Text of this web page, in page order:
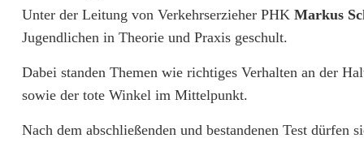
u
s
l
o
t
Unter der Leitung von Verkehrserzieher PHK Markus
Jugendlichen in Theorie und Praxis geschult.
Dabei standen Themen wie richtiges Verhalten an der
sowie der tote Winkel im Mittelpunkt.
Nach dem abschließenden und bestandenen Test